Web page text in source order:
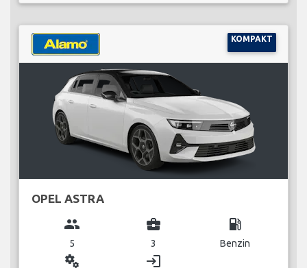
KOMPAKT
OPEL ASTRA
group
5
business_center
3
local_gas_station
Benzin
miscellaneous_services login